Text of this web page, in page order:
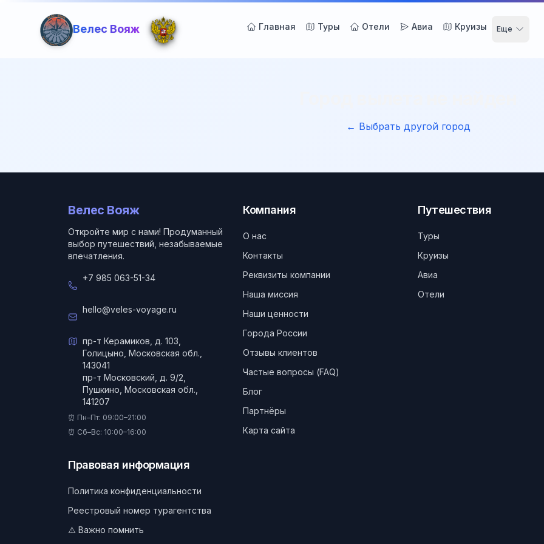
Велес Вояж Главная Туры Отели Авиа Круизы Еще
← Выбрать другой город
Велес Вояж
Откройте мир с нами! Продуманный
выбор путешествий, незабываемые
впечатления.
+7 985 063-51-34
hello@veles-voyage.ru
пр-т Керамиков, д. 103,
Голицыно, Московская обл.,
143041
пр-т Московский, д. 9/2,
Пушкино, Московская обл.,
141207
⏰ Пн–Пт: 09:00–21:00
⏰ Сб–Вс: 10:00–16:00
Компания
О нас
Контакты
Реквизиты компании
Наша миссия
Наши ценности
Города России
Отзывы клиентов
Частые вопросы (FAQ)
Блог
Партнёры
Карта сайта
Путешествия
Туры
Круизы
Авиа
Отели
Правовая информация
Политика конфиденциальности
Реестровый номер турагентства
⚠️ Важно помнить